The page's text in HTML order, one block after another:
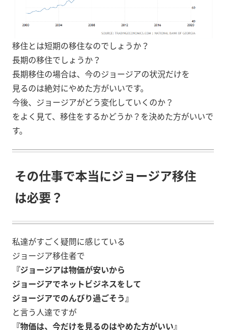
移住とは短期の移住なのでしょうか？
長期の移住でしょうか？
長期移住の場合は、今のジョージアの状況だけを
見るのは絶対にやめた方がいいです。
今後、ジョージアがどう変化していくのか？
をよく見て、移住をするかどうか？を決めた方がいいで
す。
その仕事で本当にジョージア移住
は必要？
私達がすごく疑問に感じている
ジョージア移住者で
『ジョージアは物価が安いから
ジョージアでネットビジネスをして
ジョージアでのんびり過ごそう』
と言う人達ですが
『物価は、今だけを見るのはやめた方がいい』